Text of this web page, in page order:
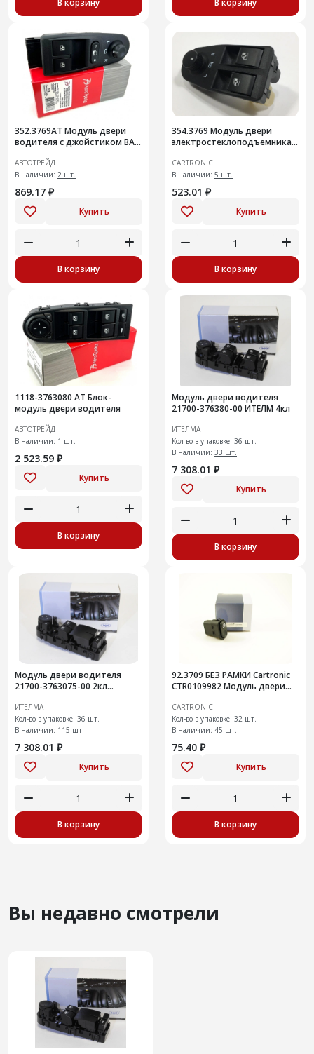
В корзину В корзину
352.3769АТ Модуль двери
водителя c джойстиком ВАЗ
АВТОТРЕЙД
В наличии: 2 шт.
869.17 ₽
Купить
В корзину
354.3769 Модуль двери
электростеклоподъемника
ГАЗель Next
CARTRONIC
В наличии: 5 шт.
523.01 ₽
Купить
В корзину
1118-3763080 АТ Блок-
модуль двери водителя
АВТОТРЕЙД
В наличии: 1 шт.
2 523.59 ₽
Купить
В корзину
Модуль двери водителя
21700-376380-00 ИТЕЛМ 4кл
ИТЕЛМА
Кол-во в упаковке: 36 шт.
В наличии: 33 шт.
7 308.01 ₽
Купить
В корзину
Модуль двери водителя
21700-3763075-00 2кл
ИТЕЛМА
Кол-во в упаковке: 36 шт.
В наличии: 115 шт.
7 308.01 ₽
Купить
В корзину
92.3709 БЕЗ РАМКИ Cartronic
CTR0109982 Модуль двери
CARTRONIC
Кол-во в упаковке: 32 шт.
В наличии: 45 шт.
75.40 ₽
Купить
В корзину
Вы недавно смотрели